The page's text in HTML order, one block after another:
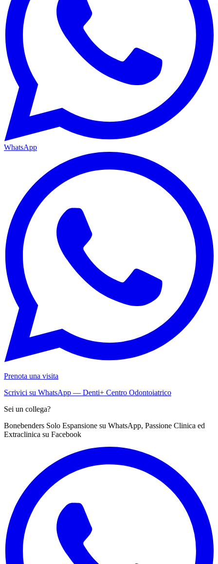
WhatsApp
Prenota una visita
Scrivici su WhatsApp — Denti+ Centro Odontoiatrico
Sei un collega?
Bonebenders Solo Espansione su WhatsApp, Passione Clinica ed
Extraclinica su Facebook